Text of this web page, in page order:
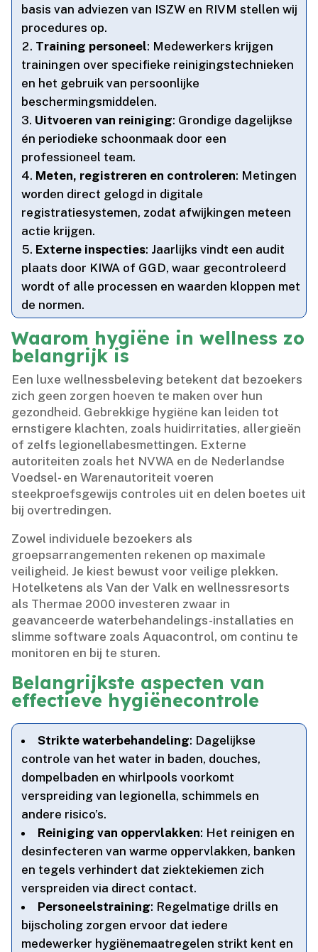
basis van adviezen van ISZW en RIVM stellen wij
procedures op.​
Training personeel: Medewerkers krijgen
trainingen over specifieke reinigingstechnieken
en het gebruik van persoonlijke
beschermingsmiddelen.​
Uitvoeren van reiniging: Grondige dagelijkse
én periodieke schoonmaak door een
professioneel team.​
Meten, registreren en controleren: Metingen
worden direct gelogd in digitale
registratiesystemen, zodat afwijkingen meteen
actie krijgen.​
Externe inspecties: Jaarlijks vindt een audit
plaats door KIWA of GGD, waar gecontroleerd
wordt of alle processen en waarden kloppen met
de normen.​
Waarom hygiëne in wellness zo
belangrijk is
Een luxe wellnessbeleving betekent dat bezoekers
zich geen zorgen hoeven te maken over hun
gezondheid.​ Gebrekkige hygiëne kan leiden tot
ernstigere klachten, zoals huidirritaties, allergieën
of zelfs legionellabesmettingen.​ Externe
autoriteiten zoals het NVWA en de Nederlandse
Voedsel- en Warenautoriteit voeren
steekproefsgewijs controles uit en delen boetes uit
bij overtredingen.​
Zowel individuele bezoekers als
groepsarrangementen rekenen op maximale
veiligheid.​ Je kiest bewust voor veilige plekken.​
Hotelketens als Van der Valk en wellnessresorts
als Thermae 2000 investeren zwaar in
geavanceerde waterbehandelings-installaties en
slimme software zoals Aquacontrol, om continu te
monitoren en bij te sturen.​
Belangrijkste aspecten van
effectieve hygiënecontrole
Strikte waterbehandeling: Dagelijkse
controle van het water in baden, douches,
dompelbaden en whirlpools voorkomt
verspreiding van legionella, schimmels en
andere risico’s.​
Reiniging van oppervlakken: Het reinigen en
desinfecteren van warme oppervlakken, banken
en tegels verhindert dat ziektekiemen zich
verspreiden via direct contact.​
Personeelstraining: Regelmatige drills en
bijscholing zorgen ervoor dat iedere
medewerker hygiënemaatregelen strikt kent en